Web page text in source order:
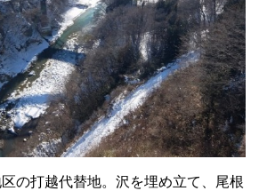
の打越代替地。沢を埋め立て、尾根